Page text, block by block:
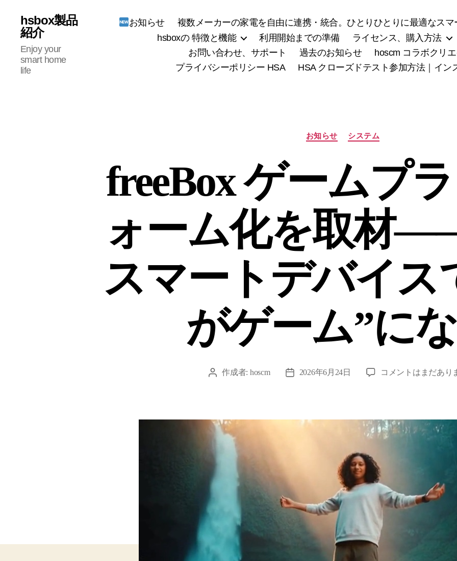
hsbox製品
紹介
Enjoy your
smart home
life
お知らせ
複数メーカーの家電を自由に連携・統合。ひとりひとりに最適なスマ
hsboxの 特徴と機能
利用開始までの準備 ライセンス、購入方法
お問い合わせ、サポート
過去のお知らせ
hoscm コラボクリ
プライバシーポリシー HSA
HSA クローズドテスト参加方法｜イ
カ
テ
リ
ー
お知らせ システム
freeBox ゲームプ
ォーム化を取材
スマートデバイス
がゲーム”に
投
作成者: hoscm
投
2026年6月24日
freeBox
プ
ラ
フ
ォ
ー
ム
化
を
コメントはまだあり